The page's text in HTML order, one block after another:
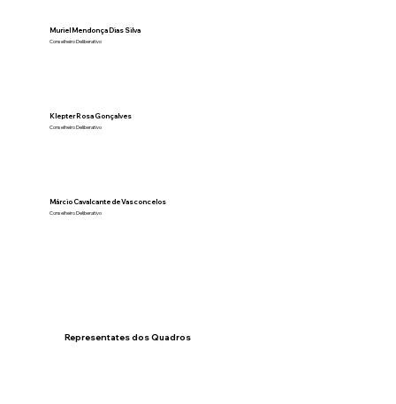
Muriel Mendonça Dias Silva
Conselheiro Deliberativo
Klepter Rosa Gonçalves
Conselheiro Deliberativo
Márcio Cavalcante de Vasconcelos
Conselheiro Deliberativo
Representates dos Quadros